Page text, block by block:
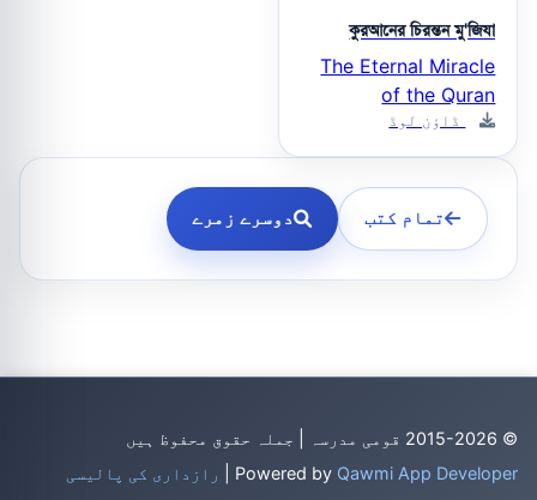
কুরআনের চিরন্তন মু'জিযা
The Eternal Miracle
of the Quran
ڈاؤن لوڈ
تمام کتب دوسرے زمرے
© 2015-2026 قومی مدرسہ | جملہ حقوق محفوظ ہیں
Powered by Qawmi App Developer رازداری کی پالیسی